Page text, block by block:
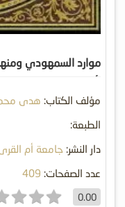
موارد السمهودي
مؤلف الكتاب: هدى
الطبعة:
دار النشر: جامعة أم
عدد الصفحات: 409
0.00